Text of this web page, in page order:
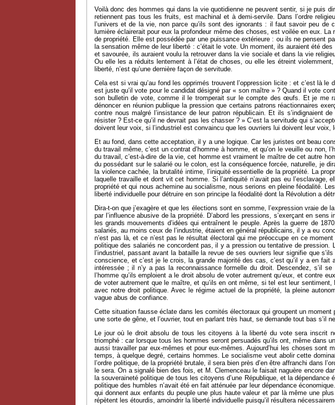
Voilà donc des hommes qui dans la vie quotidienne ne peuvent sentir, si je puis
retiennent pas tous les fruits, est machinal et à demi-servile. Dans l’ordre
l’univers et de la vie, non parce qu’ils sont des ignorants : il faut savoir peu
lumière éclairerait pour eux la profondeur même des choses, est voilée en eux.
de propriété. Elle est possédée par une puissance extérieure : ou ils ne pensent
la sensation même de leur liberté : c’était le vote. Un moment, ils auraient été
et savourée, ils auraient voulu la retrouver dans la vie sociale et dans la vie
Ou elle les a réduits lentement à l’état de choses, ou elle les étreint
liberté, n’est qu’une dernière façon de servitude.
Cela est si vrai qu’au fond les opprimés trouvent l’oppression licite : et c’est là
est juste qu’il vote pour le candidat désigné par « son maître » ? Quand il vote
son bulletin de vote, comme il le tromperait sur le compte des œufs. Et je me
dénoncer en réunion publique la pression que certains patrons réactionnaires
contre nous malgré l’insistance de leur patron républicain. Et ils
résister ? Est-ce qu’il ne devrait pas les chasser ? » C’est la servitude qui
doivent leur voix, si l’industriel est convaincu que les ouvriers lui doivent leur
Et au fond, dans cette acceptation, il y a une logique. Car les juristes ont beau
du travail même, c’est un contrat d’homme à homme, et qu’on le veuille ou
du travail, c’est-à-dire de la vie, cet homme est vraiment le maître de cet autre
du possédant sur le salarié ou le colon, est la conséquence forcée, naturelle, je
la violence cachée, la brutalité intime, l’iniquité essentielle de la propriété. La
laquelle travaille et dont vit cet homme. Si l’antiquité n’avait pas eu
propriété et qui nous achemine au socialisme, nous serions en pleine féodalité.
liberté individuelle pour détruire en son principe la féodalité dont la Révolution a
Dira-t-on que j’exagère et que les élections sont en somme, l’expression vraie
par l’influence abusive de la propriété. D’abord les pressions, s’exerçant en
les grands mouvements d’idées qui entraînent le peuple. Après la guerre de
salariés, au moins ceux de l’industrie, étaient en général républicains, il y a eu
n’est pas là, et ce n’est pas le résultat électoral qui me préoccupe en ce
politique des salariés ne concordent pas, il y a pression ou tentative de pression.
l’industriel, passant avant la bataille la revue de ses ouvriers leur signifie que
conscience, et c’est je le crois, la grande majorité des cas, c’est qu’il y a en
intéressée ; il n’y a pas la reconnaissance formelle du droit. Descendez, s’il
l’homme qu’ils emploient a le droit absolu de voter autrement qu’eux, et contre
de voter autrement que le maître, et qu’ils en ont même, si tel est leur
avec notre droit politique. Avec le régime actuel de la propriété, la pleine
vague abus de confiance.
Cette situation fausse éclate dans les comités électoraux qui groupent un
une sorte de gêne, et l’ouvrier, tout en parlant très haut, se demande tout bas s’il
Le jour où le droit absolu de tous les citoyens à la liberté du vote sera inscrit
triomphé : car lorsque tous les hommes seront persuadés qu’ils ont, même dans
aussi travailler par eux-mêmes et pour eux-mêmes. Aujourd’hui les choses sont
temps, à quelque degré, certains hommes. Le socialisme veut abolir cette
l’ordre politique, de la propriété brutale, il sera bien près d’en être affranchi dans
le sera. On a signalé bien des fois, et M. Clemenceau le faisait naguère encore
la souveraineté politique de tous les citoyens d’une République, et la
politique des humbles n’avait été en fait atténuée par leur dépendance
qui donnent aux enfants du peuple une plus haute valeur et par là même une
répètent les étourdis, amoindrir la liberté individuelle puisqu’il résultera